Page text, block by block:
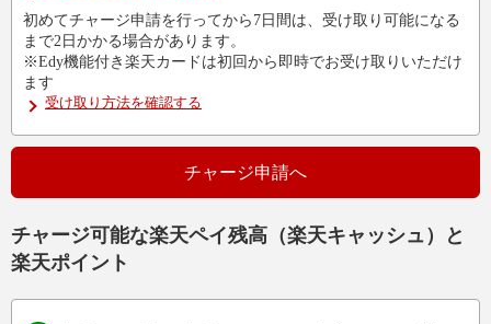
初めてチャージ申請を行ってから7日間は、受け取り可能になる
まで2日かかる場合があります。
※Edy機能付き楽天カードは初回から即時でお受け取りいただけ
ます
受け取り方法を確認する
チャージ申請へ
チャージ可能な楽天ペイ残高（楽天キャッシュ）と
楽天ポイント